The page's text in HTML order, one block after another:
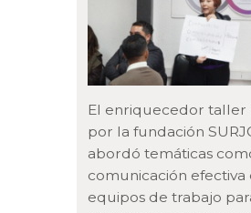
El enriquecedor taller
por la fundación
abordó temáticas
comunicación efectiva
equipos de trabajo